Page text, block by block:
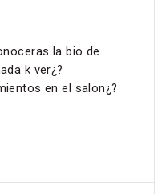
la bio de
k ver¿?
en el salon¿?